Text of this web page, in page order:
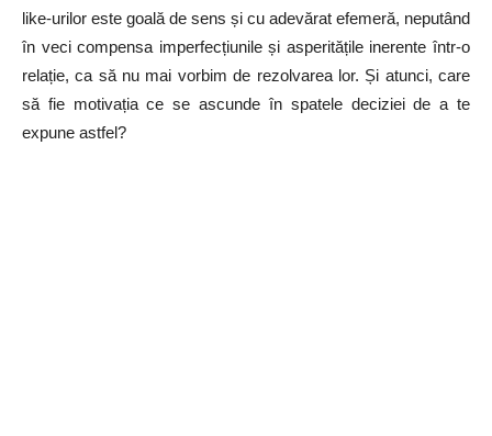
like-urilor este goală de sens și cu adevărat efemeră, neputând
în veci compensa imperfecțiunile și asperitățile inerente într-o
relație, ca să nu mai vorbim de rezolvarea lor. Și atunci, care
să fie motivația ce se ascunde în spatele deciziei de a te
expune astfel?